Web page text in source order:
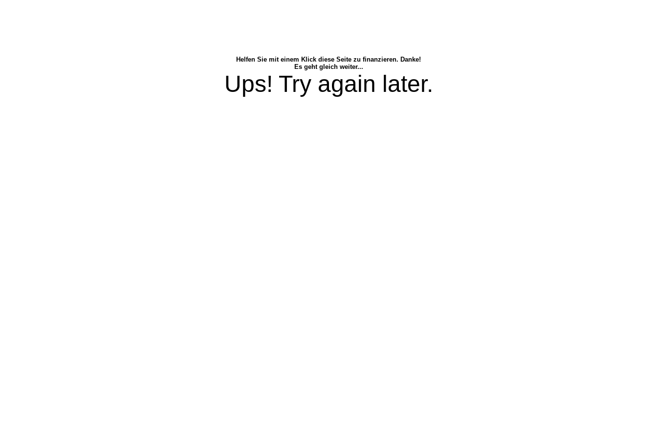
Helfen Sie mit einem Klick diese Seite zu finanzieren. Danke!
Es geht gleich weiter...
Ups! Try again later.